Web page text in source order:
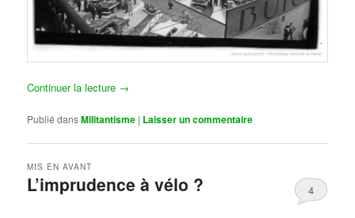
Continuer la lecture →
Publié dansMilitantisme | Laisser un commentaire
L’imprudence à vélo ?
MIS EN AVANT
4